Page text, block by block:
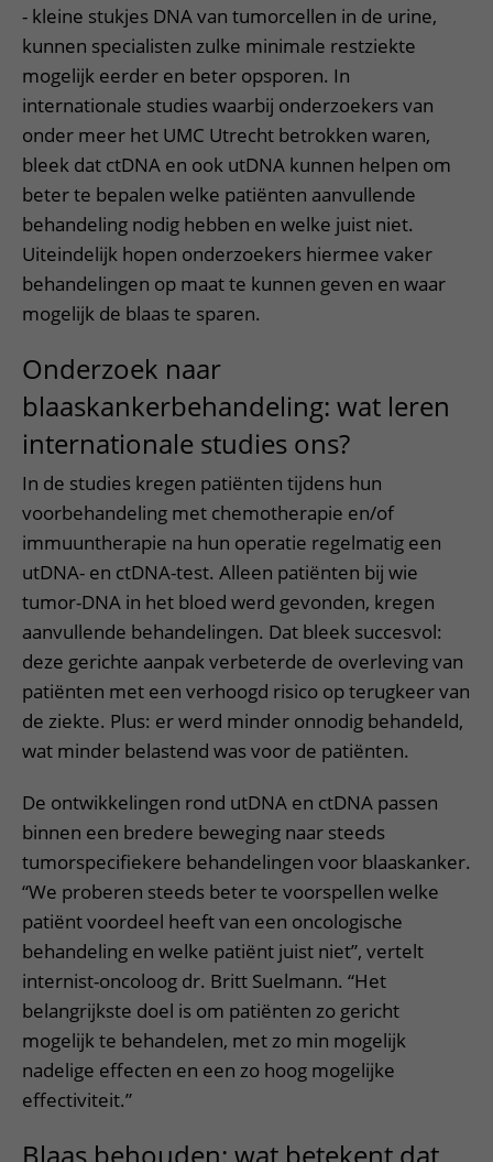
- kleine stukjes DNA van tumorcellen in de urine,
kunnen specialisten zulke minimale restziekte
mogelijk eerder en beter opsporen. In
internationale studies waarbij onderzoekers van
onder meer het UMC Utrecht betrokken waren,
bleek dat ctDNA en ook utDNA kunnen helpen om
beter te bepalen welke patiënten aanvullende
behandeling nodig hebben en welke juist niet.
Uiteindelijk hopen onderzoekers hiermee vaker
behandelingen op maat te kunnen geven en waar
mogelijk de blaas te sparen.
Onderzoek naar
blaaskankerbehandeling: wat leren
internationale studies ons?
In de studies kregen patiënten tijdens hun
voorbehandeling met chemotherapie en/of
immuuntherapie na hun operatie regelmatig een
utDNA- en ctDNA-test. Alleen patiënten bij wie
tumor-DNA in het bloed werd gevonden, kregen
aanvullende behandelingen. Dat bleek succesvol:
deze gerichte aanpak verbeterde de overleving van
patiënten met een verhoogd risico op terugkeer van
de ziekte. Plus: er werd minder onnodig behandeld,
wat minder belastend was voor de patiënten.
De ontwikkelingen rond utDNA en ctDNA passen
binnen een bredere beweging naar steeds
tumorspecifiekere behandelingen voor blaaskanker.
“We proberen steeds beter te voorspellen welke
patiënt voordeel heeft van een oncologische
behandeling en welke patiënt juist niet”, vertelt
internist-oncoloog dr. Britt Suelmann. “Het
belangrijkste doel is om patiënten zo gericht
mogelijk te behandelen, met zo min mogelijk
nadelige effecten en een zo hoog mogelijke
effectiviteit.”
Blaas behouden: wat betekent dat